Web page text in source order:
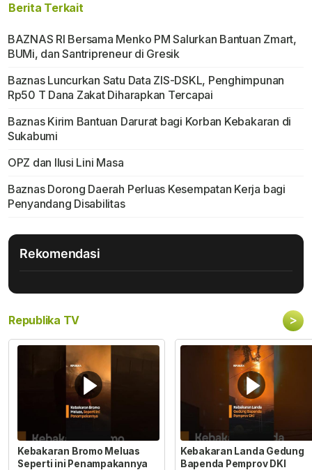
Berita Terkait
BAZNAS RI Bersama Menko PM Salurkan Bantuan Zmart,
BUMi, dan Santripreneur di Gresik
Baznas Luncurkan Satu Data ZIS-DSKL, Penghimpunan
Rp50 T Dana Zakat Diharapkan Tercapai
Baznas Kirim Bantuan Darurat bagi Korban Kebakaran di
Sukabumi
OPZ dan Ilusi Lini Masa
Baznas Dorong Daerah Perluas Kesempatan Kerja bagi
Penyandang Disabilitas
Rekomendasi
Republika TV >
Kebakaran Bromo Meluas
Seperti ini Penampakannya
Kebakaran Landa Gedung
Bapenda Pemprov DKI